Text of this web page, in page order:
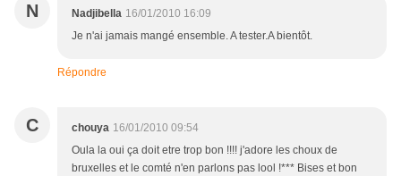
N Nadjibella 16/01/2010 16:09
Je n'ai jamais mangé ensemble. A tester.A bientôt.
Répondre
C chouya 16/01/2010 09:54
Oula la oui ça doit etre trop bon !!!! j'adore les choux de
bruxelles et le comté n'en parlons pas lool !*** Bises et bon